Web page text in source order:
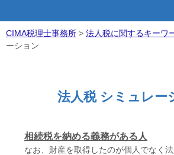
CIMA税理士事務所 > 法人税に関するキーワ
ーション
法人税 シミュレー
相続税を納める義務がある人
なお、財産を取得したのが個人でなく